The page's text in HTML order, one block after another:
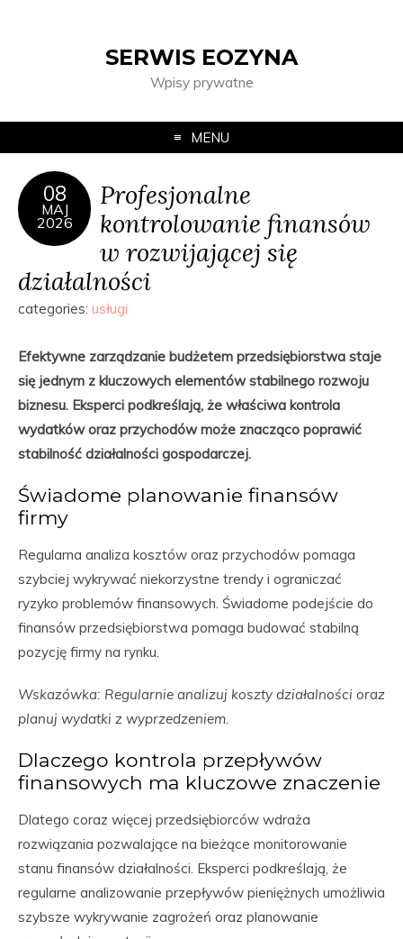
SERWIS EOZYNA
Wpisy prywatne
MENU
08
MAJ
2026
Profesjonalne
kontrolowanie finansów
w rozwijającej się
działalności
categories: usługi
Efektywne zarządzanie budżetem przedsiębiorstwa staje
się jednym z kluczowych elementów stabilnego rozwoju
biznesu. Eksperci podkreślają, że właściwa kontrola
wydatków oraz przychodów może znacząco poprawić
stabilność działalności gospodarczej.
Świadome planowanie finansów
firmy
Regularna analiza kosztów oraz przychodów pomaga
szybciej wykrywać niekorzystne trendy i ograniczać
ryzyko problemów finansowych. Świadome podejście do
finansów przedsiębiorstwa pomaga budować stabilną
pozycję firmy na rynku.
Wskazówka: Regularnie analizuj koszty działalności oraz
planuj wydatki z wyprzedzeniem.
Dlaczego kontrola przepływów
finansowych ma kluczowe znaczenie
Dlatego coraz więcej przedsiębiorców wdraża
rozwiązania pozwalające na bieżące monitorowanie
stanu finansów działalności. Eksperci podkreślają, że
regularne analizowanie przepływów pieniężnych umożliwia
szybsze wykrywanie zagrożeń oraz planowanie